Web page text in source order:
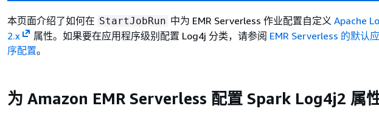
本页面介绍了如何在 StartJobRun 中为 EMR Serverless 作业配置自定义 Apache
2.x
属性。如果要在应用程序级别配置 Log4j 分类，请参阅 EMR Serverless 的默认
序配置。
为 Amazon EMR Serverless 配置 Spark Log4j2 属